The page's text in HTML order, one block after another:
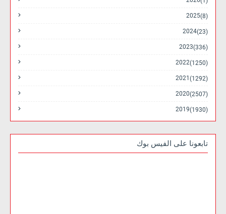
2025 (8)
2024 (23)
2023 (336)
2022 (1250)
2021 (1292)
2020 (2507)
2019 (1930)
تابعونا على الفيس بوك